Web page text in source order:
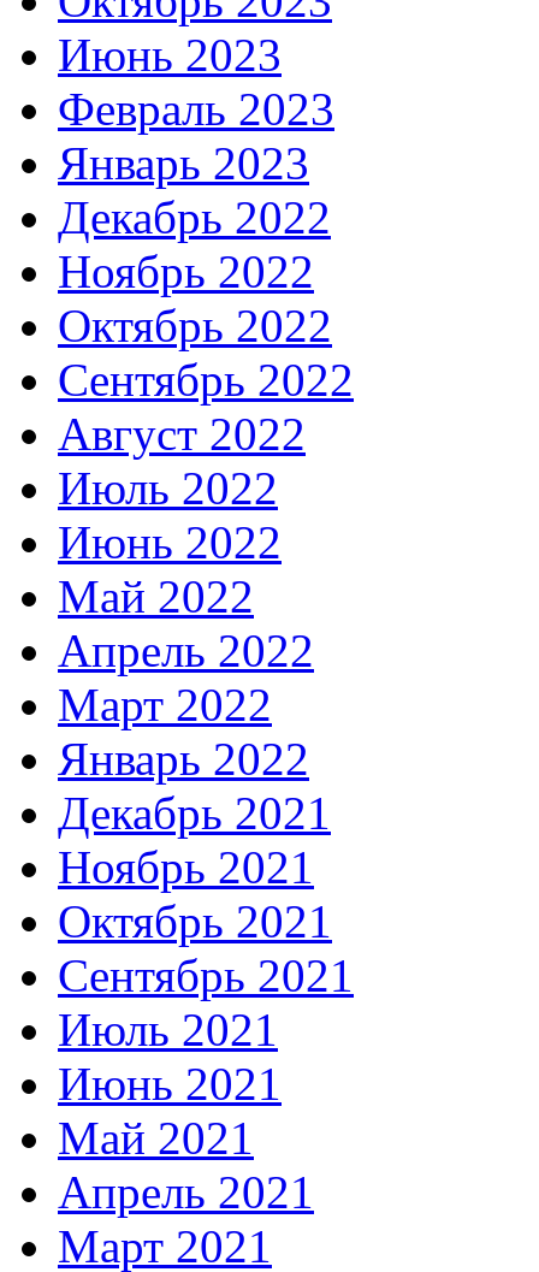
Июнь 2023
Февраль 2023
Январь 2023
Декабрь 2022
Ноябрь 2022
Октябрь 2022
Сентябрь 2022
Август 2022
Июль 2022
Июнь 2022
Май 2022
Апрель 2022
Март 2022
Январь 2022
Декабрь 2021
Ноябрь 2021
Октябрь 2021
Сентябрь 2021
Июль 2021
Июнь 2021
Май 2021
Апрель 2021
Март 2021